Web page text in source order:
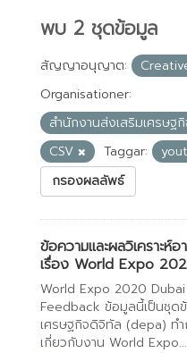
พบ 2 ชุดข้อมูล
สัญญาอนุญาต:
Organisationer:
สำนักงานส่งเสริมเศรษ
CSV
Taggar:
กรองผลลัพธ์
ข้อความและผลวิเคราะ
เรื่อง World Expo
World Expo 2020
Feedback ข้อมูลนี้เป็นชุด
เศรษฐกิจดิจิทัล (depa) ท
เกี่ยวกับงาน World Expo...